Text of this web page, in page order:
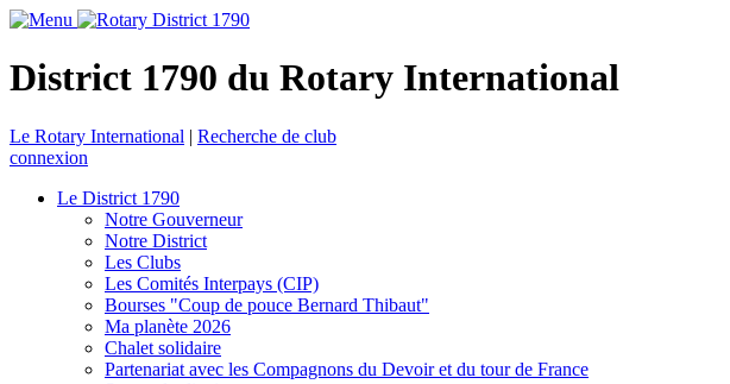
District 1790 du Rotary International
Le Rotary International | Recherche de club
connexion
Le District 1790
Notre Gouverneur
Notre District
Les Clubs
Les Comités Interpays (CIP)
Bourses "Coup de pouce Bernard Thibaut"
Ma planète 2026
Chalet solidaire
Partenariat avec les Compagnons du Devoir et du tour de France